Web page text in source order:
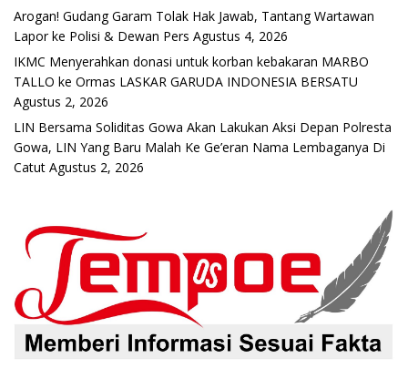
Arogan! Gudang Garam Tolak Hak Jawab, Tantang Wartawan
Lapor ke Polisi & Dewan Pers Agustus 4, 2026
IKMC Menyerahkan donasi untuk korban kebakaran MARBO
TALLO ke Ormas LASKAR GARUDA INDONESIA BERSATU
Agustus 2, 2026
LIN Bersama Soliditas Gowa Akan Lakukan Aksi Depan Polresta
Gowa, LIN Yang Baru Malah Ke Ge’eran Nama Lembaganya Di
Catut Agustus 2, 2026